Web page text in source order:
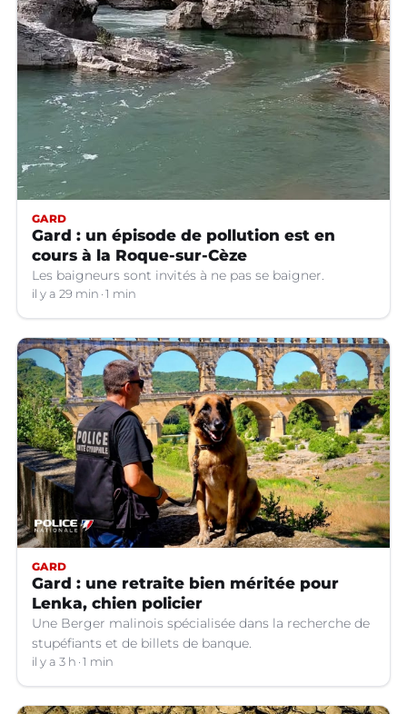
GARD
Gard : un épisode de pollution est en
cours à la Roque-sur-Cèze
Les baigneurs sont invités à ne pas se baigner.
il y a 29 min 1 min
GARD
Gard : une retraite bien méritée pour
Lenka, chien policier
Une Berger malinois spécialisée dans la recherche de
stupéfiants et de billets de banque.
il y a 3 h 1 min